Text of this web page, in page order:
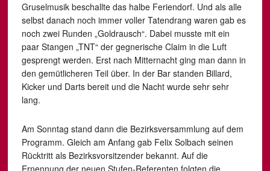
Gruselmusik beschallte das halbe Feriendorf. Und als alle
selbst danach noch immer voller Tatendrang waren gab es
noch zwei Runden „Goldrausch“. Dabei musste mit ein
paar Stangen „TNT“ der gegnerische Claim in die Luft
gesprengt werden. Erst nach Mitternacht ging man dann in
den gemütlicheren Teil über. In der Bar standen Billard,
Kicker und Darts bereit und die Nacht wurde sehr sehr
lang.
Am Sonntag stand dann die Bezirksversammlung auf dem
Programm. Gleich am Anfang gab Felix Solbach seinen
Rücktritt als Bezirksvorsitzender bekannt. Auf die
Ernennung der neuen Stufen-Referenten folgten die